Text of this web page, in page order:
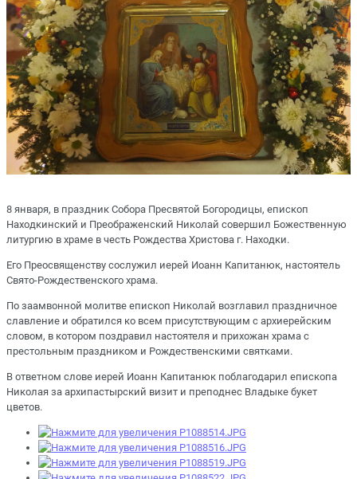
8 января, в праздник Собора Пресвятой Богородицы, епископ
Находкинский и Преображенский Николай совершил Божественную
литургию в храме в честь Рождества Христова г. Находки.
Его Преосвященству сослужил иерей Иоанн Капитанюк, настоятель
Свято-Рождественского храма.
По заамвонной молитве епископ Николай возглавил праздничное
славление и обратился ко всем присутствующим с архиерейским
словом, в котором поздравил настоятеля и прихожан храма с
престольным праздником и Рождественскими святками.
В ответном слове иерей Иоанн Капитанюк поблагодарил епископа
Николая за архипастырский визит и преподнес Владыке букет
цветов.